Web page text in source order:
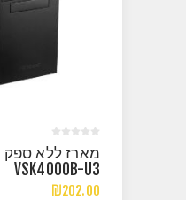
VSK4000B-U3
₪202.00